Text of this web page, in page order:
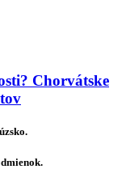
Chorvátske